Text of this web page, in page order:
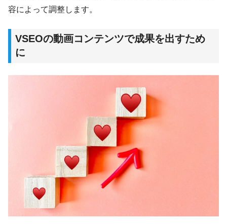
容によって調整します。
VSEOの動画コンテンツで成果を出すため
に